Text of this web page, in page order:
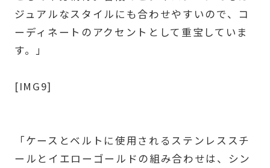
ジュアルなスタイルにも合わせやすいので、コ
ーディネートのアクセントとして重宝していま
す。」
[IMG9]
「ケースとベルトに使用されるステンレススチ
ールとイエローゴールドの組み合わせは、シン